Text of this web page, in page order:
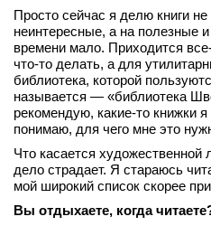
Просто сейчас я делю книги
неинтересные, а на полезные
времени мало. Приходится
что‑то делать, а для
библиотека, которой
называется — «библиотека
рекомендую, какие‑то книжки
понимаю, для чего мне это
Что касается художественной
дело страдает. Я стараюсь
мой широкий список скорее
Вы отдыхаете, когда